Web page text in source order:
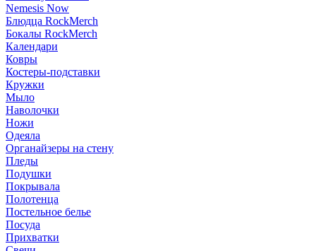
Nemesis Now
Блюдца RockMerch
Бокалы RockMerch
Календари
Ковры
Костеры-подставки
Кружки
Мыло
Наволочки
Ножи
Одеяла
Органайзеры на стену
Пледы
Подушки
Покрывала
Полотенца
Постельное белье
Посуда
Прихватки